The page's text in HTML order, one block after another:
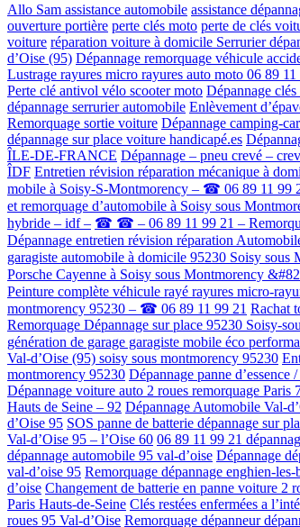
Allo Sam assistance automobile assistance
ouverture portière perte clés moto perte de clés
voiture réparation voiture à domicile Serrurier
d’Oise (95) Dépannage remorquage véhicule
Lustrage rayures micro rayures auto moto 06 89 11
Perte clé antivol vélo scooter moto Dépannage
dépannage serrurier automobile Enlèvement
Remorquage sortie voiture Dépannage camping-
dépannage sur place voiture handicapé.es
ÎLE-DE-FRANCE Dépannage – pneu crevé –
ÎDF Entretien révision réparation mécanique à
mobile à Soisy-S-Montmorency – ☎ 06 89 11 99
et remorquage d’automobile à Soisy sous
hybride – idf – ☎ ☎ – 06 89 11 99 21 –
Dépannage entretien révision réparation
garagiste automobile à domicile 95230 Soisy sous
Porsche Cayenne à Soisy sous Montmorency
Peinture complète véhicule rayé rayures micro-
montmorency 95230 – ☎ 06 89 11 99 21 Rachat
Remorquage Dépannage sur place 95230 Soisy-
génération de garage garagiste mobile éco
Val-d’Oise (95) soisy sous montmorency 95230
montmorency 95230 Dépannage panne
Dépannage voiture auto 2 roues remorquage Paris
Hauts de Seine – 92 Dépannage Automobile Val-
d’Oise 95 SOS panne de batterie dépannage sur
Val-d’Oise 95 – l’Oise 60 06 89 11 99 21
dépannage automobile 95 val-d’oise Dépannage
val-d’oise 95 Remorquage dépannage enghien-les-
d’oise Changement de batterie en panne voiture 2
Paris Hauts-de-Seine Clés restées enfermées a
roues 95 Val-d’Oise Remorquage dépanneur